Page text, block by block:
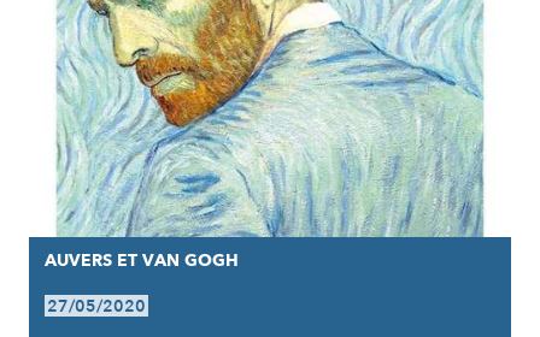
AUVERS ET VAN GOGH
27/05/2020